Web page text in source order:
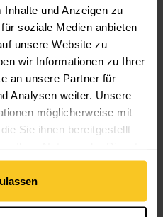
und Anzeigen zu
soziale Medien anbieten
unsere Website zu
wir Informationen zu Ihrer
an unsere Partner für
Analysen weiter. Unsere
möglicherweise mit
Sie ihnen bereitgestellt
| winddicht | atmungsaktiv |
imprägniert (DWR) |
Kein tierisches Material